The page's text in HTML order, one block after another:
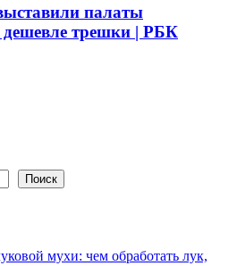
палаты
дешевле трешки | РБК
Поиск
мухи: чем обработать лук,